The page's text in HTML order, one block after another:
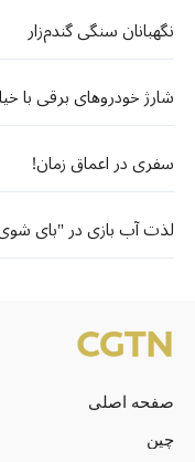
نگهبانان سنگی گندم‌زار
شارژ خودروهای برقی با
سفری در اعماق زمان!
لذت آب بازی در "بای
صفحه اصلی
چین